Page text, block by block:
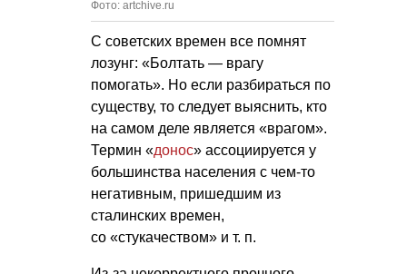
Фото: artchive.ru
С советских времен все помнят
лозунг: «Болтать — врагу
помогать». Но если разбираться по
существу, то следует выяснить, кто
на самом деле является «врагом».
Термин «донос» ассоциируется у
большинства населения с чем-то
негативным, пришедшим из
сталинских времен,
со «стукачеством» и т. п.